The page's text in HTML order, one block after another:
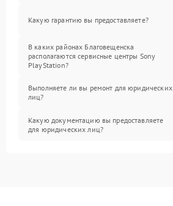
Какую гарантию вы предоставляете?
В каких районах Благовещенска
располагаются сервисные центры Sony
PlayStation?
Выполняете ли вы ремонт для юридических
лиц?
Какую документацию вы предоставляете
для юридических лиц?